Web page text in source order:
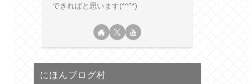
できればと思います(*^^*)
にほんブログ村